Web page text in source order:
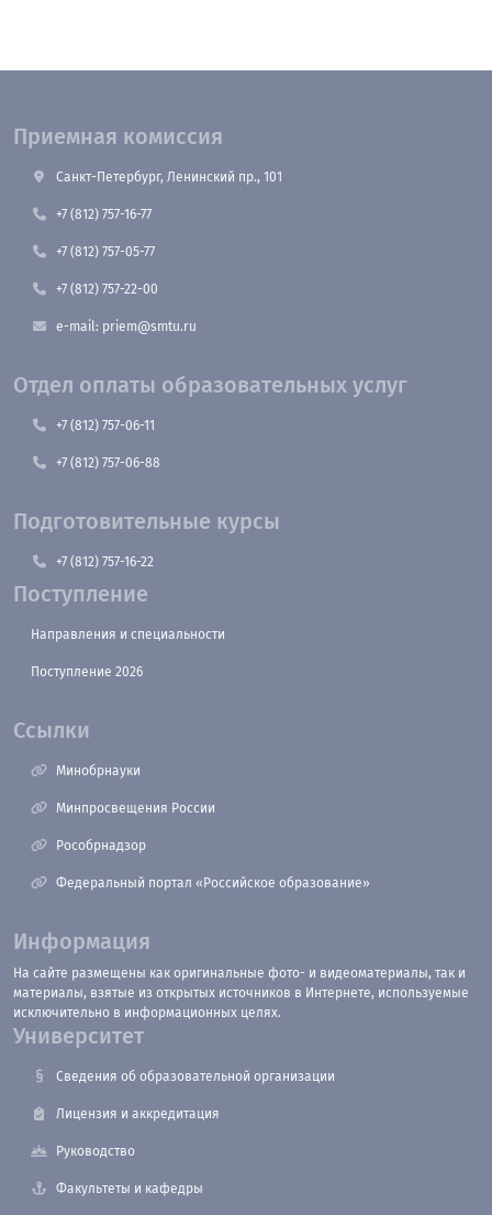
Приемная комиссия
Санкт-Петербург, Ленинский пр., 101
+7 (812) 757-16-77
+7 (812) 757-05-77
+7 (812) 757-22-00
e-mail: priem@smtu.ru
Отдел оплаты образовательных услуг
+7 (812) 757-06-11
+7 (812) 757-06-88
Подготовительные курсы
+7 (812) 757-16-22
Поступление
Направления и специальности
Поступление 2026
Ссылки
Минобрнауки
Минпросвещения России
Рособрнадзор
Федеральный портал «Российское образование»
Информация
На сайте размещены как оригинальные фото- и видеоматериалы, так и
материалы, взятые из открытых источников в Интернете, используемые
исключительно в информационных целях.
Университет
Сведения об образовательной организации
Лицензия и аккредитация
Руководство
Факультеты и кафедры